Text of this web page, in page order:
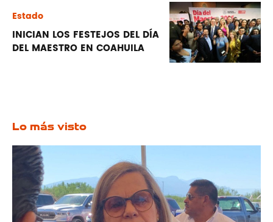
Estado
INICIAN LOS FESTEJOS DEL DÍA
DEL MAESTRO EN COAHUILA
Lo más visto